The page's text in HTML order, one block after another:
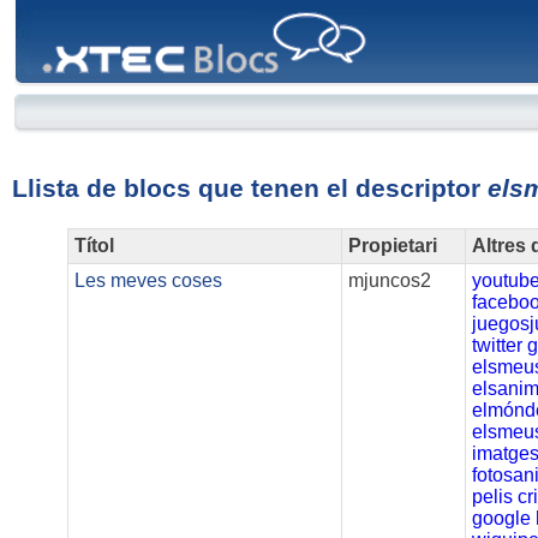
Llista de blocs que tenen el descriptor
Títol Propietari
Altres
Les meves coses
mjuncos2
twitter
pelis
google